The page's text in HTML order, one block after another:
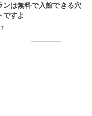
ンは無料で入館できる穴
ですよ